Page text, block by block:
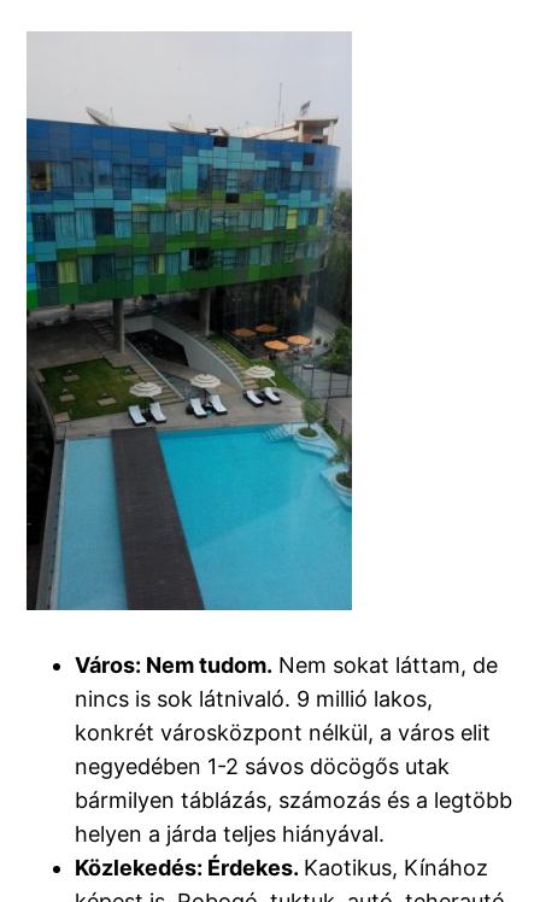
Város: Nem tudom. Nem sokat láttam, de
nincs is sok látnivaló. 9 millió lakos,
konkrét városközpont nélkül, a város elit
negyedében 1-2 sávos döcögős utak
bármilyen táblázás, számozás és a legtöbb
helyen a járda teljes hiányával.
Közlekedés: Érdekes. Kaotikus, Kínához